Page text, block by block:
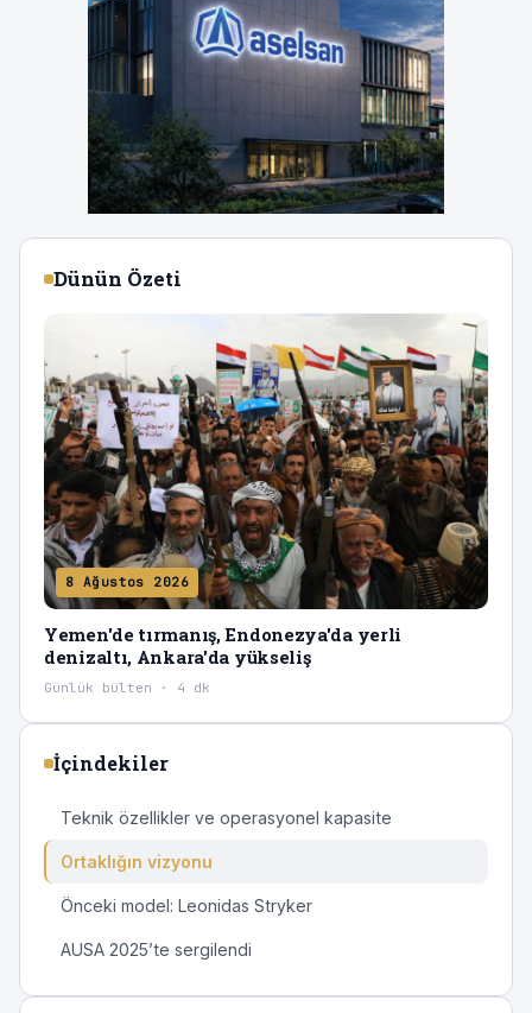
Dünün Özeti
8 Ağustos 2026
Yemen'de tırmanış, Endonezya'da yerli
denizaltı, Ankara'da yükseliş
Günlük bülten · 4 dk
İçindekiler
Teknik özellikler ve operasyonel kapasite
Ortaklığın vizyonu
Önceki model: Leonidas Stryker
AUSA 2025’te sergilendi